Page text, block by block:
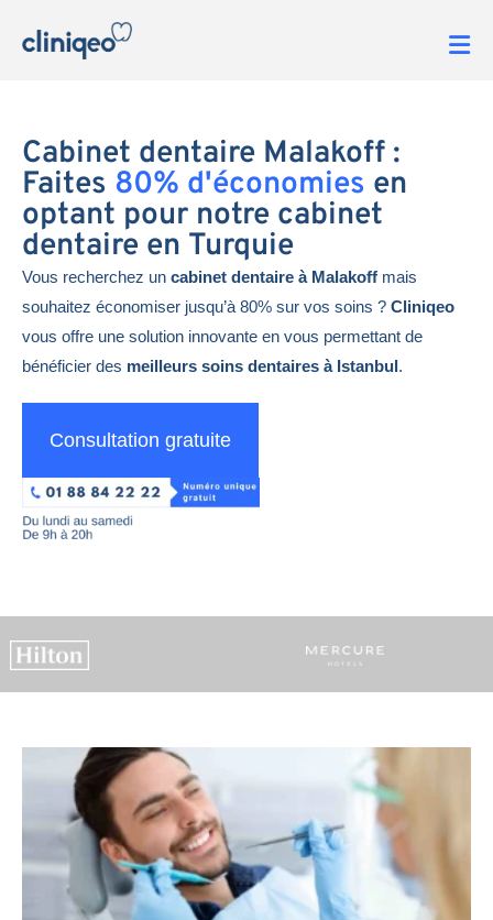
Cabinet dentaire Malakoff :
Faites 80% d'économies en
optant pour notre cabinet
dentaire en Turquie
Vous recherchez un cabinet dentaire à Malakoff mais
souhaitez économiser jusqu’à 80% sur vos soins ? Cliniqeo
vous offre une solution innovante en vous permettant de
bénéficier des meilleurs soins dentaires à Istanbul.
Consultation gratuite